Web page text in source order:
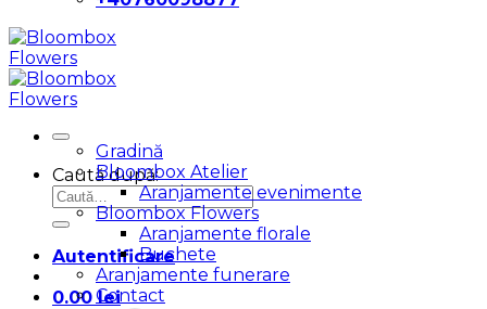
Caută după:
Autentificare
0.00lei
Gradină
Bloombox Atelier
Aranjamente evenimente
Bloombox Flowers
Aranjamente florale
Buchete
Aranjamente funerare
Contact